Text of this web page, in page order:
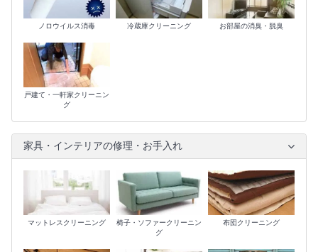
ノロウイルス消毒 冷蔵庫クリーニング お部屋の消臭・脱臭
戸建て・一軒家クリーニン
グ
家具・インテリアの修理・お手入れ
マットレスクリーニング
椅子・ソファークリーニン
グ
布団クリーニング